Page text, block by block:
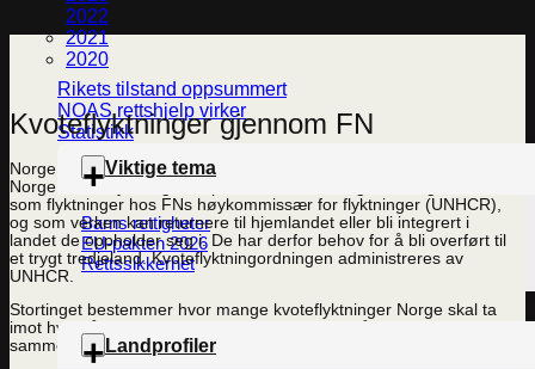
2022
2021
2020
Rikets tilstand oppsummert
NOAS rettshjelp virker
Statistikk
Viktige tema
Barns rettigheter
EU-pakten 2026
Rettssikkerhet
Landprofiler
Kvoteflyktninger gjennom FN
Norge henter hvert år kvoteflyktninger/overføringsflyktninger til
Norge. Kvoteflyktninger er personer som vanligvis er registrert
som flyktninger hos FNs høykommissær for flyktninger (UNHCR),
og som verken kan returnere til hjemlandet eller bli integrert i
landet de oppholder seg i. De har derfor behov for å bli overført til
et trygt tredjeland. Kvoteflyktningordningen administreres av
UNHCR.
Stortinget bestemmer hvor mange kvoteflyktninger Norge skal ta
imot hvert år, og kvoten for 2019 ble vedtatt til å være 3000. Det
samme antallet er vedtatt for 2020.